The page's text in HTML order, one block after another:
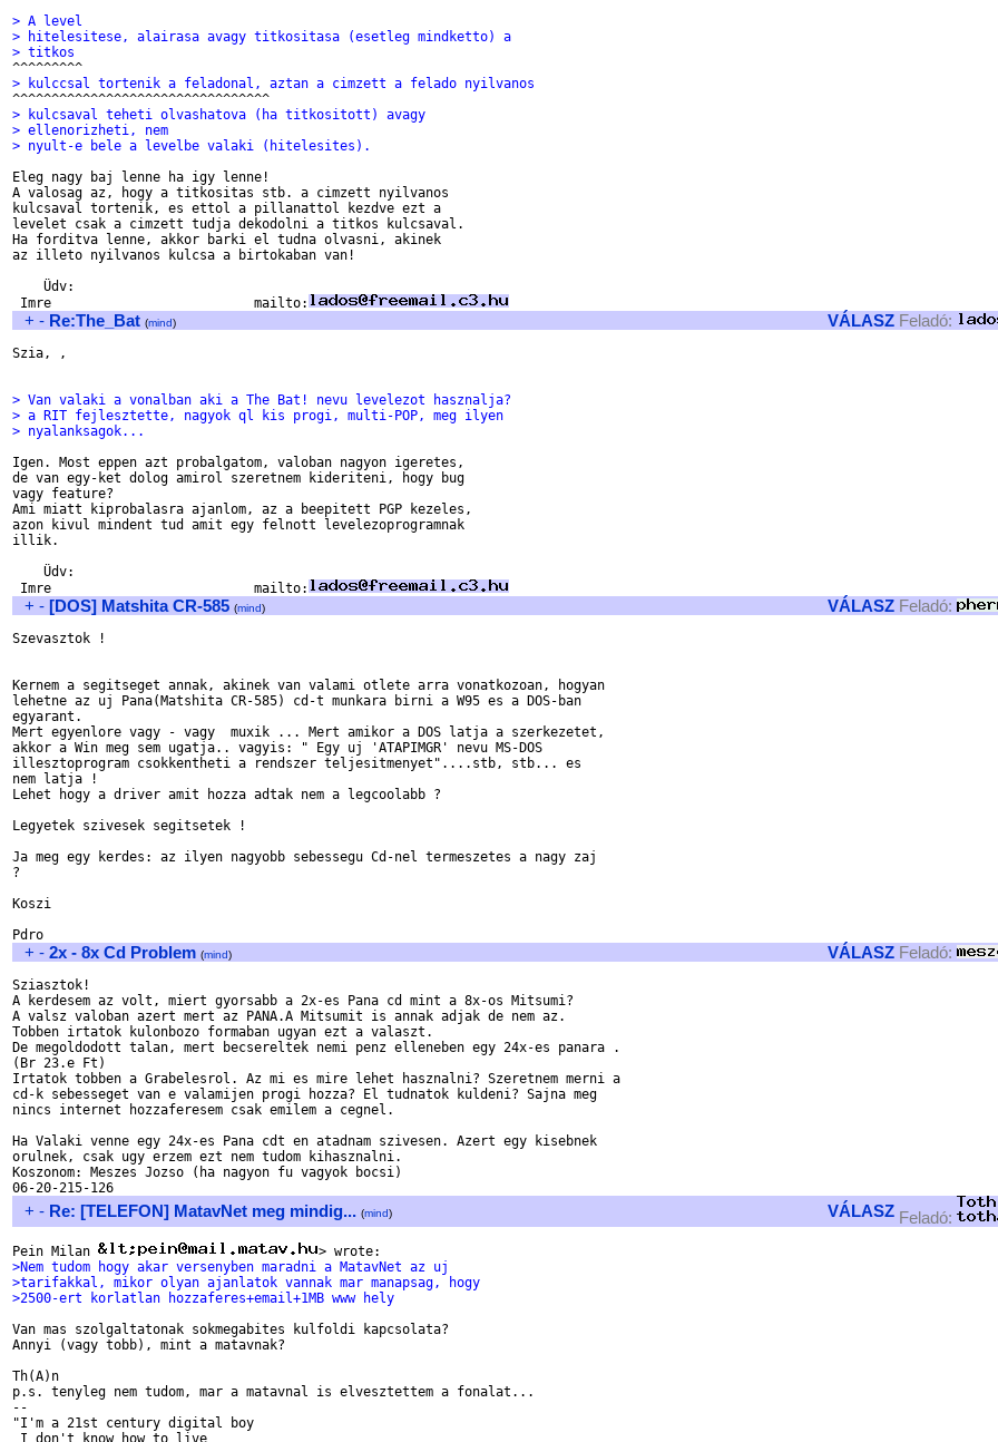
> A level
> hitelesitese, alairasa avagy titkositasa (esetleg mindketto) a
> titkos
> kulccsal tortenik a feladonal, aztan a cimzett a felado nyilvanos
> kulcsaval teheti olvashatova (ha titkositott) avagy
> ellenorizheti, nem
> nyult-e bele a levelbe valaki (hitelesites).
Eleg nagy baj lenne ha igy lenne!
A valosag az, hogy a titkositas stb. a cimzett nyilvanos
kulcsaval tortenik, es ettol a pillanattol kezdve ezt a
levelet csak a cimzett tudja dekodolni a titkos kulcsaval.
Ha forditva lenne, akkor barki el tudna olvasni, akinek
az illeto nyilvanos kulcsa a birtokaban van!
    Üdv:
Imre                          mailto:
+ - Re:The_Bat (mind) VÁLASZ Feladó:
Szia, ,
> Van valaki a vonalban aki a The Bat! nevu levelezot hasznalja?
> a RIT fejlesztette, nagyok ql kis progi, multi-POP, meg ilyen
> nyalanksagok...
Igen. Most eppen azt probalgatom, valoban nagyon igeretes,
de van egy-ket dolog amirol szeretnem kideriteni, hogy bug
vagy feature?
Ami miatt kiprobalasra ajanlom, az a beepitett PGP kezeles,
azon kivul mindent tud amit egy felnott levelezoprogramnak
illik.
    Üdv:
Imre                          mailto:
+ - [DOS] Matshita CR-585 (mind) VÁLASZ Feladó:
Szevasztok !
Kernem a segitseget annak, akinek van valami otlete arra vonatkozoan, hogyan
lehetne az uj Pana(Matshita CR-585) cd-t munkara birni a W95 es a DOS-ban
egyarant.
Mert egyenlore vagy - vagy  muxik ... Mert amikor a DOS latja a szerkezetet,
akkor a Win meg sem ugatja.. vagyis: " Egy uj 'ATAPIMGR' nevu MS-DOS
illesztoprogram csokkentheti a rendszer teljesitmenyet"....stb, stb... es
nem latja !
Lehet hogy a driver amit hozza adtak nem a legcoolabb ?
Legyetek szivesek segitsetek !
Ja meg egy kerdes: az ilyen nagyobb sebessegu Cd-nel termeszetes a nagy zaj
?
Koszi
+ - 2x - 8x Cd Problem (mind) VÁLASZ Feladó:
Sziasztok!
A kerdesem az volt, miert gyorsabb a 2x-es Pana cd mint a 8x-os Mitsumi?
A valsz valoban azert mert az PANA.A Mitsumit is annak adjak de nem az.
Tobben irtatok kulonbozo formaban ugyan ezt a valaszt.
De megoldodott talan, mert becsereltek nemi penz elleneben egy 24x-es panara .
(Br 23.e Ft)
Irtatok tobben a Grabelesrol. Az mi es mire lehet hasznalni? Szeretnem merni a
cd-k sebesseget van e valamijen progi hozza? El tudnatok kuldeni? Sajna meg
nincs internet hozzaferesem csak emilem a cegnel.
Ha Valaki venne egy 24x-es Pana cdt en atadnam szivesen. Azert egy kisebnek
orulnek, csak ugy erzem ezt nem tudom kihasznalni.
Koszonom: Meszes Jozso (ha nagyon fu vagyok bocsi)
+ - Re: [TELEFON] MatavNet meg mindig... (mind) VÁLASZ Feladó:
Pein Milan
>Nem tudom hogy akar versenyben maradni a MatavNet az uj
>tarifakkal, mikor olyan ajanlatok vannak mar manapsag, hogy
>2500-ert korlatlan hozzaferes+email+1MB www hely
Van mas szolgaltatonak sokmegabites kulfoldi kapcsolata?
Annyi (vagy tobb), mint a matavnak?
Th(A)n
p.s. tenyleg nem tudom, mar a matavnal is elvesztettem a fonalat...
--
"I'm a 21st century digital boy
I don't know how to live